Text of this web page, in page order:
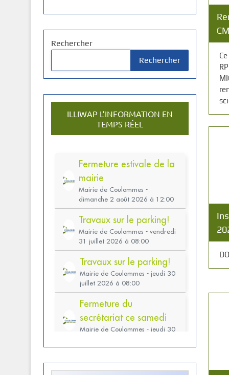
Rechercher
Rechercher
ILLIWAP L’INFORMATION EN
TEMPS RÉEL